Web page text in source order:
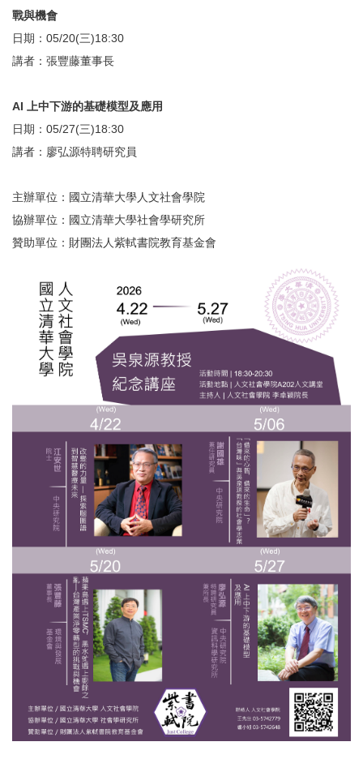
戰與機會
日期：05/20(三)18:30
講者：張豐藤董事長
AI 上中下游的基礎模型及應用
日期：05/27(三)18:30
講者：廖弘源特聘研究員
主辦單位：國立清華大學人文社會學院
協辦單位：國立清華大學社會學研究所
贊助單位：財團法人紫軾書院教育基金會